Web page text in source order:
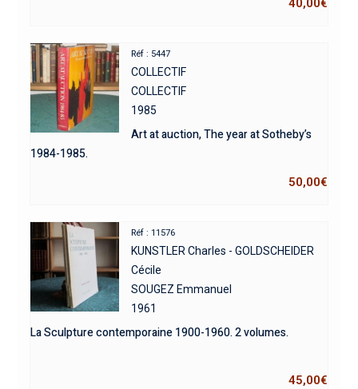
40,00€
Réf : 5447
COLLECTIF
COLLECTIF
1985
Art at auction, The year at Sotheby’s
1984-1985.
50,00€
Réf : 11576
KUNSTLER Charles - GOLDSCHEIDER
Cécile
SOUGEZ Emmanuel
1961
La Sculpture contemporaine 1900-1960. 2 volumes.
45,00€